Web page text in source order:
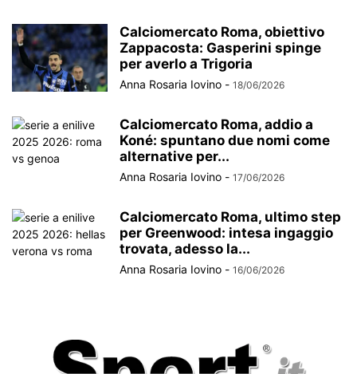
Calciomercato Roma, obiettivo
Zappacosta: Gasperini spinge
per averlo a Trigoria
Anna Rosaria Iovino - 18/06/2026
Calciomercato Roma, addio a
Koné: spuntano due nomi come
alternative per...
Anna Rosaria Iovino - 17/06/2026
Calciomercato Roma, ultimo step
per Greenwood: intesa ingaggio
trovata, adesso la...
Anna Rosaria Iovino - 16/06/2026